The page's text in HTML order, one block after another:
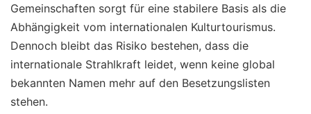
Gemeinschaften sorgt für eine stabilere Basis als die
Abhängigkeit vom internationalen Kulturtourismus.
Dennoch bleibt das Risiko bestehen, dass die
internationale Strahlkraft leidet, wenn keine global
bekannten Namen mehr auf den Besetzungslisten
stehen.